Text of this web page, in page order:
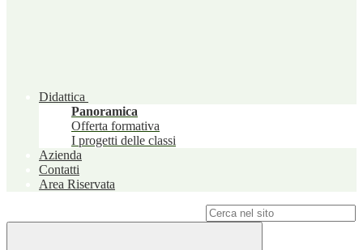
Didattica
Panoramica
Offerta formativa
I progetti delle classi
Azienda
Contatti
Area Riservata